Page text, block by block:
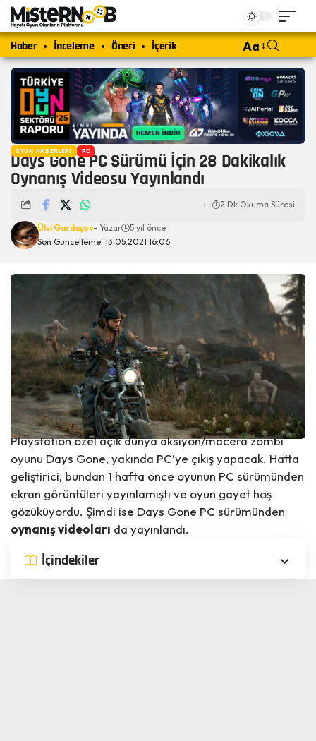
Haber İnceleme Öneri İçerik Aa
OYUN HABERLERI PC
Days Gone PC Sürümü İçin 28 Dakikalık
Oynanış Videosu Yayınlandı
Son Güncelleme: 13.05.2021 16:06
Ülvi Gardaşov- Yazar 5 yıl önce
2 Dk Okuma Süresi
Playstation özel açık dünya aksiyon/macera zombi
oyunu Days Gone, yakında PC’ye çıkış yapacak. Hatta
geliştirici, bundan 1 hafta önce oyunun PC sürümünden
ekran görüntüleri yayınlamıştı ve oyun gayet hoş
gözüküyordu. Şimdi ise Days Gone PC sürümünden
oynanış videoları da yayınlandı.
İçindekiler